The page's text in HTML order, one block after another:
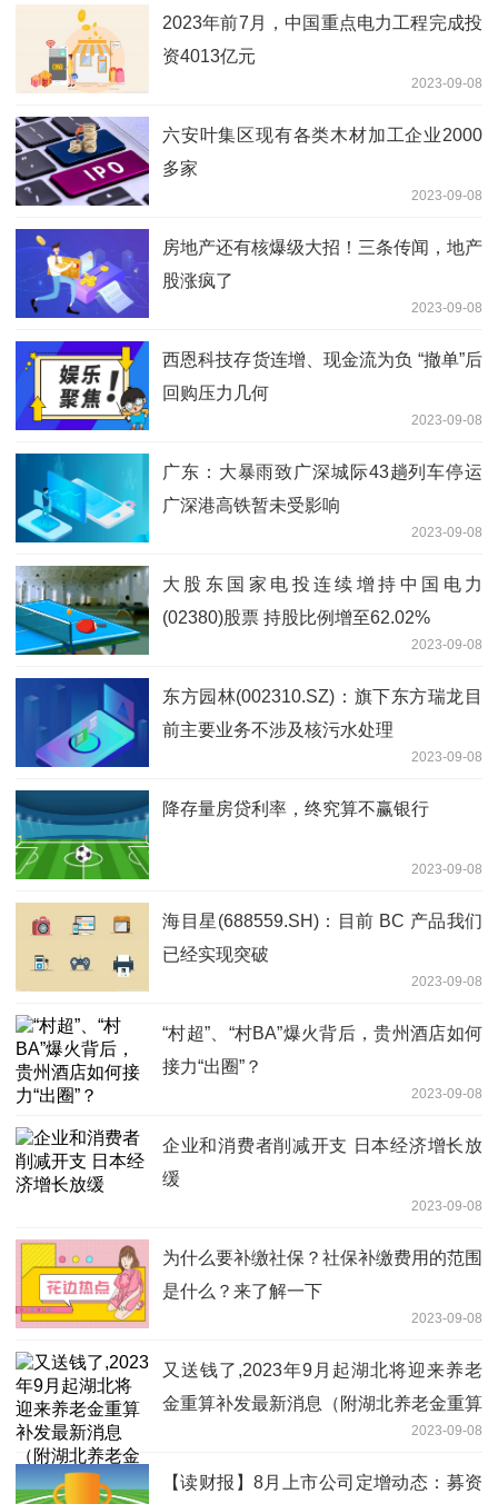
2023年前7月，中国重点电力工程完成投
资4013亿元
2023-09-08
六安叶集区现有各类木材加工企业2000
多家
2023-09-08
房地产还有核爆级大招！三条传闻，地产
股涨疯了
2023-09-08
西恩科技存货连增、现金流为负 “撤单”后
回购压力几何
2023-09-08
广东：大暴雨致广深城际43趟列车停运
广深港高铁暂未受影响
2023-09-08
大股东国家电投连续增持中国电力
(02380)股票 持股比例增至62.02%
2023-09-08
东方园林(002310.SZ)：旗下东方瑞龙目
前主要业务不涉及核污水处理
2023-09-08
降存量房贷利率，终究算不赢银行
2023-09-08
海目星(688559.SH)：目前 BC 产品我们
已经实现突破
2023-09-08
“村超”、“村BA”爆火背后，贵州酒店如何
接力“出圈”？
2023-09-08
企业和消费者削减开支 日本经济增长放
缓
2023-09-08
为什么要补缴社保？社保补缴费用的范围
是什么？来了解一下
2023-09-08
又送钱了,2023年9月起湖北将迎来养老
金重算补发最新消息（附湖北养老金重算
2023-09-08
【读财报】8月上市公司定增动态：募资